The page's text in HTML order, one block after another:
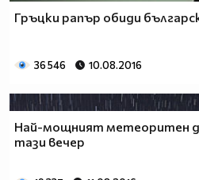
Гръцки рапър обиди
36 546 10.08.2016
Най-мощният метеоритен
тази вечер